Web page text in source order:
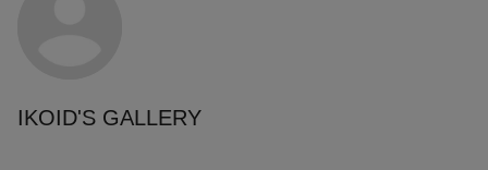
IKOID'S GALLERY